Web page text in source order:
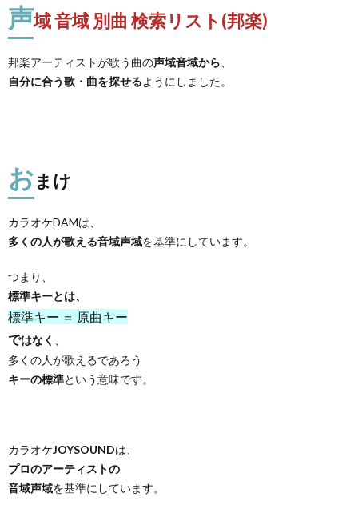
声域 音域 別曲 検索リスト(邦楽)
邦楽アーティストが歌う曲の声域音域から
自分に合う歌・曲を探せるようにしました。
おまけ
カラオケDAMは、
多くの人が歌える音域声域を基準にしています。
つまり、
標準キーとは、
標準キー ＝ 原曲キー
ではなく
多くの人が歌えるであろう
キーの標準という意味です。
カラオケJOYSOUNDは、
プロのアーティストの
音域声域を基準にしています。